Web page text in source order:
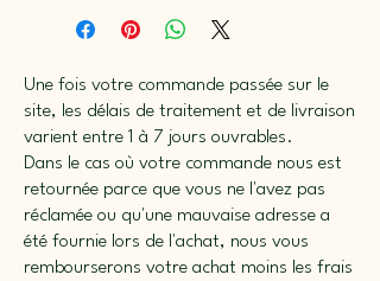
Une fois votre commande passée sur le
site, les délais de traitement et de livraison
varient entre 1 à 7 jours ouvrables.
Dans le cas où votre commande nous est
retournée parce que vous ne l'avez pas
réclamée ou qu'une mauvaise adresse a
été fournie lors de l'achat, nous vous
rembourserons votre achat moins les frais